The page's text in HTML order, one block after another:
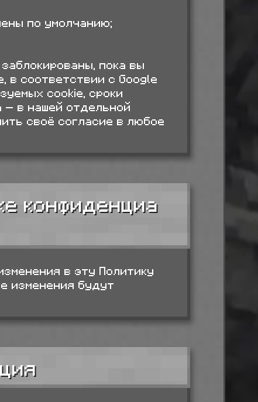
по умолчанию;
пока вы
в соответствии с Google
cookie, сроки
— в нашей отдельной
своё согласие в любое
конфиденциа
в эту Политику
изменения будут